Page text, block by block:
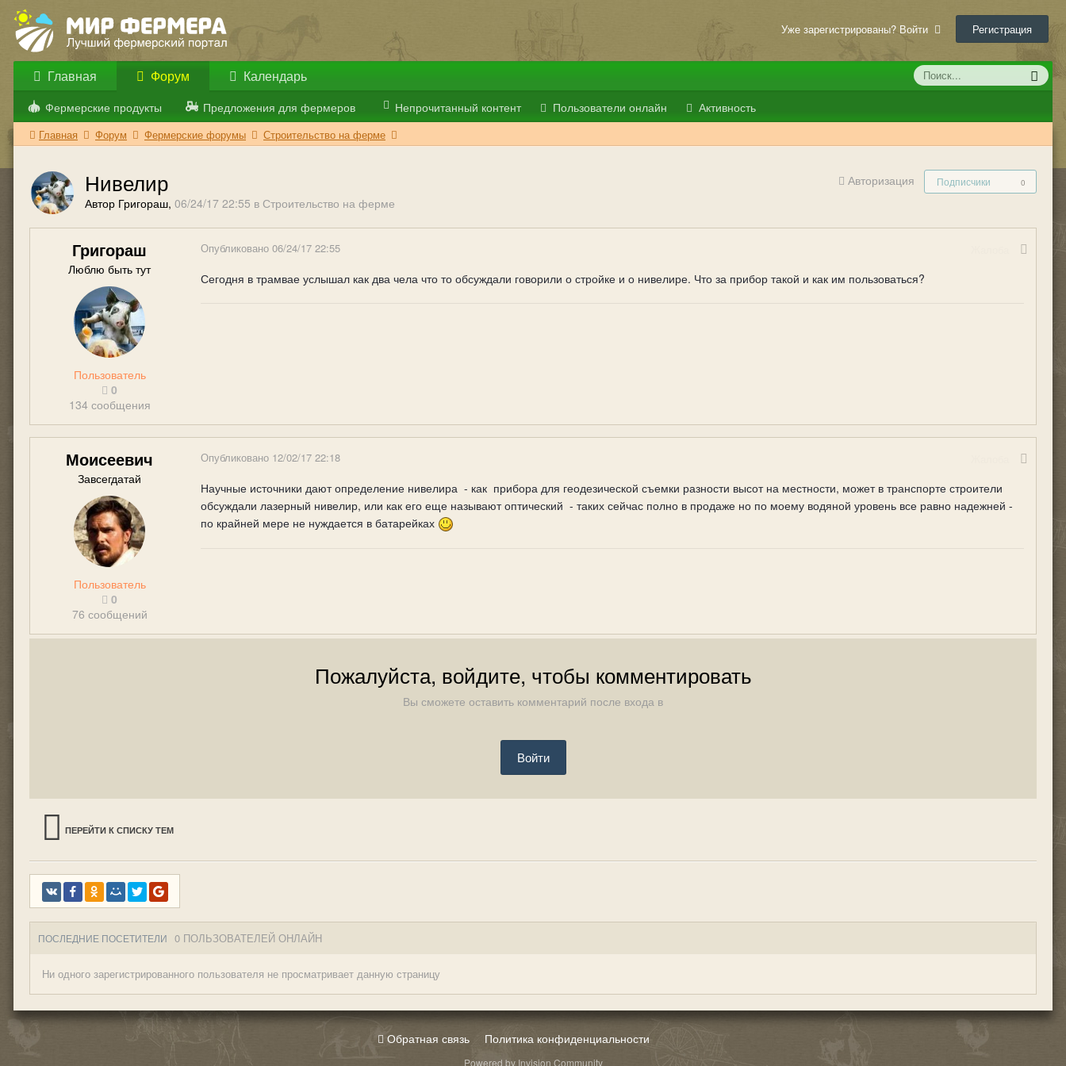
Уже зарегистрированы? Войти Регистрация
Главная Форум
Фермерские продукты Предложения для фермеров Непрочитанный контент Пользователи онлайн Активность
Календарь
Главная Форум Фермерские форумы Строительство на ферме
Авторизация Подписчики 0
Нивелир
Автор Григораш, 06/24/17 22:55 в Строительство на ферме
Григораш
Люблю быть тут
Пользователь
0
134 сообщения
Опубликовано 06/24/17 22:55
Сегодня в трамвае услышал как два чела что то обсуждали говорили о стройке и о нивелире. Что за прибор такой и как им пользоваться?
Моисеевич
Завсегдатай
Пользователь
0
76 сообщений
Опубликовано 12/02/17 22:18
Научные источники дают определение нивелира - как прибора для геодезической съемки разности высот на местности, может в транспорте строители
обсуждали лазерный нивелир, или как его еще называют оптический - таких сейчас полно в продаже но по моему водяной уровень все равно надежней -
по крайней мере не нуждается в батарейках
Пожалуйста, войдите, чтобы комментировать
Вы сможете оставить комментарий после входа в
Войти
ПЕРЕЙТИ К СПИСКУ ТЕМ
ПОСЛЕДНИЕ ПОСЕТИТЕЛИ 0 ПОЛЬЗОВАТЕЛЕЙ ОНЛАЙН
Ни одного зарегистрированного пользователя не просматривает данную страницу
Обратная связь Политика конфиденциальности
Powered by Invision Community